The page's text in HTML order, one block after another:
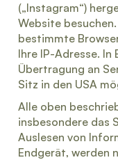
(„Instagram“)
Website
bestimmte
Ihre IP-Adresse. In
Übertragung an
Sitz in den USA
Alle oben
insbesondere das
Auslesen von
Endgerät, werden